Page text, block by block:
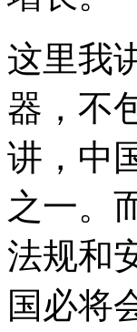
这里我
器，不
讲，中
之一。
法规和
国必将